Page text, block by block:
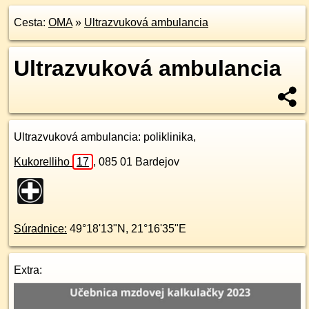
Cesta: OMA» Ultrazvuková ambulancia
Ultrazvuková ambulancia
Ultrazvuková ambulancia: poliklinika,
Kukorelliho 17 , 085 01 Bardejov
Súradnice: 49°18'13"N , 21°16'35"E
Extra: